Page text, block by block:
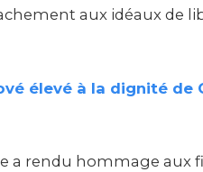
aux idéaux de
élevé à la dignité de
a rendu hommage aux